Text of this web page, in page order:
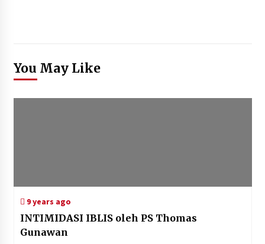
You May Like
9 years ago
INTIMIDASI IBLIS oleh PS Thomas
Gunawan